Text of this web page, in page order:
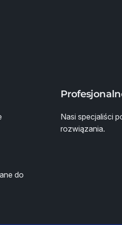
do
Nasi specjaliści
rozwiązania.